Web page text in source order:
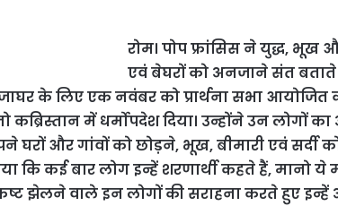
रोम। पोप फ्रांसिस ने युद्ध, भूख
एवं बेघरों को अनजाने संत बताते
के लिए एक नवंबर को प्रार्थना सभा
कब्रिस्तान में धर्मोपदेश दिया। उन्होंने उन लोगों
घरों और गांवों को छोड़ने, भूख, बीमारी एवं सर्दी
कि कई बार लोग इन्हें शरणार्थी कहते हैं, मानो ये
झेलने वाले इन लोगों की सराहना करते हुए